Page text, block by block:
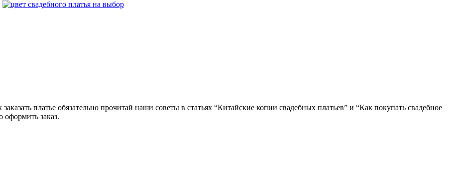
платье обязательно прочитай наши советы в статьях “Китайские копии свадебных платьев” и “Как покупать свадебное
оформить заказ.